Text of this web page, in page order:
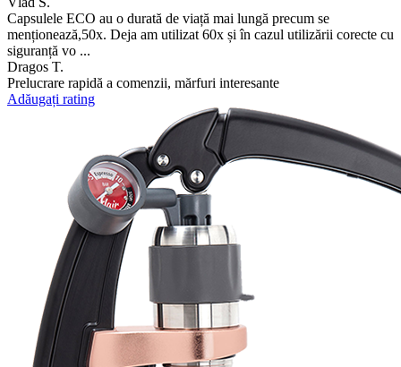
Capsulele ECO au o durată de viață mai lungă precum se
menționează,50x. Deja am utilizat 60x și în cazul utilizării corecte cu
siguranță vo ...
Dragos T.
Prelucrare rapidă a comenzii, mărfuri interesante
Adăugați rating